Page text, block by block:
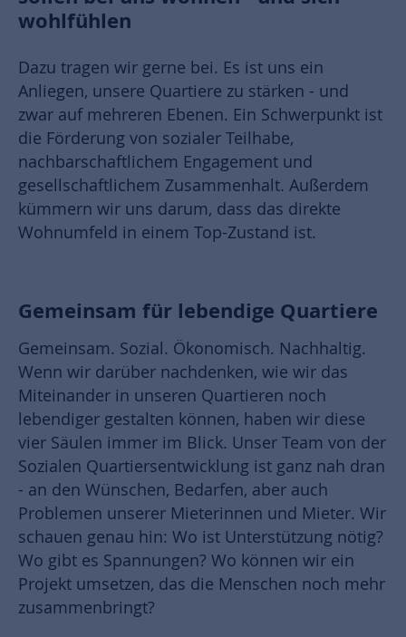
wohlfühlen
Dazu tragen wir gerne bei. Es ist uns ein
Anliegen, unsere Quartiere zu stärken - und
zwar auf mehreren Ebenen. Ein Schwerpunkt ist
die Förderung von sozialer Teilhabe,
nachbarschaftlichem Engagement und
gesellschaftlichem Zusammenhalt. Außerdem
kümmern wir uns darum, dass das direkte
Wohnumfeld in einem Top-Zustand ist.
Gemeinsam für lebendige Quartiere
Gemeinsam. Sozial. Ökonomisch. Nachhaltig.
Wenn wir darüber nachdenken, wie wir das
Miteinander in unseren Quartieren noch
lebendiger gestalten können, haben wir diese
vier Säulen immer im Blick. Unser Team von der
Sozialen Quartiersentwicklung ist ganz nah dran
- an den Wünschen, Bedarfen, aber auch
Problemen unserer Mieterinnen und Mieter. Wir
schauen genau hin: Wo ist Unterstützung nötig?
Wo gibt es Spannungen? Wo können wir ein
Projekt umsetzen, das die Menschen noch mehr
zusammenbringt?